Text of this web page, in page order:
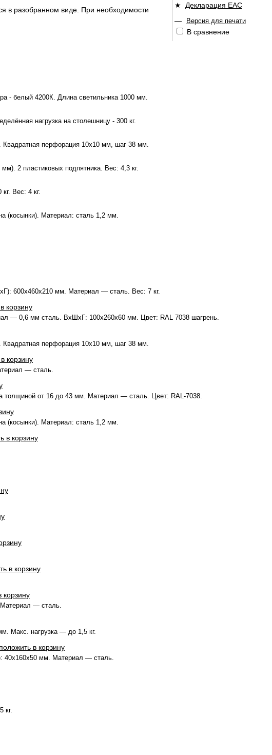
в разобранном виде. При необходимости
★ Декларация ЕАС
—
Версия для печати
В сравнение
- белый 4200К. Длина светильника 1000 мм.
нагрузка на столешницу - 300 кг.
перфорация 10х10 мм, шаг 38 мм.
2 пластиковых подпятника. Вес: 4,3 кг.
Вес: 4 кг.
(косынки). Материал: сталь 1,2 мм.
600x460x210 мм. Материал — сталь. Вес: 7 кг.
корзину
— 0,6 мм сталь. ВхШхГ: 100х260х60 мм. Цвет: RAL 7038 шагрень.
перфорация 10х10 мм, шаг 38 мм.
корзину
— сталь.
толщиной от 16 до 43 мм. Материал — сталь. Цвет: RAL-7038.
(косынки). Материал: сталь 1,2 мм.
в корзину
в корзину
корзину
— сталь.
Макс. нагрузка — до 1,5 кг.
положить в корзину
40x160x50 мм. Материал — сталь.
кг.